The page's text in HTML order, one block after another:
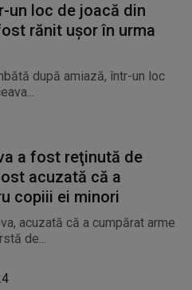
un loc de joacă din
rănit uşor în urma
după amiază, într-un loc
a fost reţinută de
acuzată că a
copiii ei minori
acuzată că a cumpărat arme
de...